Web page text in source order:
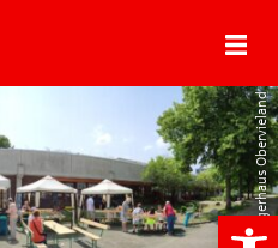
Bürgerhaus Obervieland